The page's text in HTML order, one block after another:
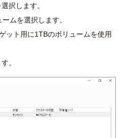
選択します。
ムを選択します。
ット用に1TBのボリュームを使用
。